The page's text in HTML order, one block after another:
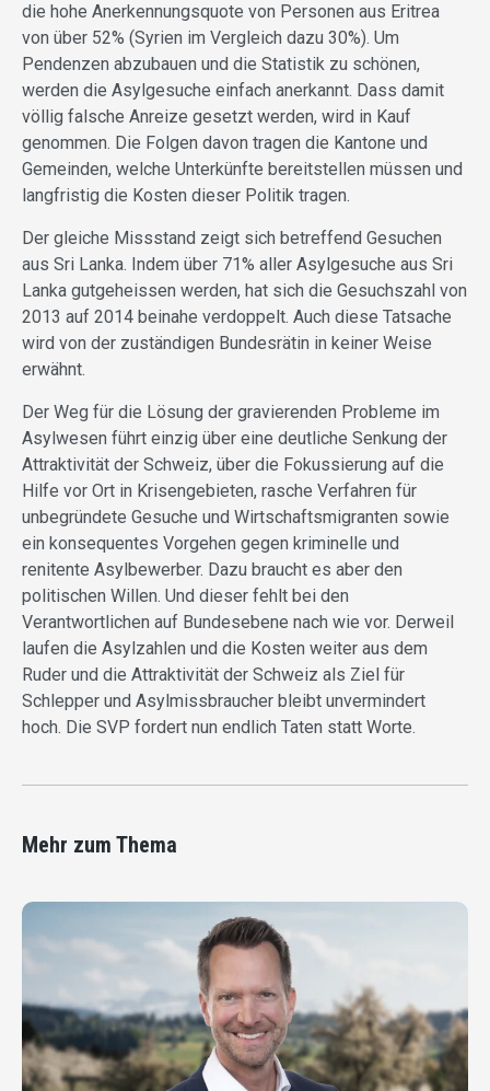
die hohe Anerkennungsquote von Personen aus Eritrea
von über 52% (Syrien im Vergleich dazu 30%). Um
Pendenzen abzubauen und die Statistik zu schönen,
werden die Asylgesuche einfach anerkannt. Dass damit
völlig falsche Anreize gesetzt werden, wird in Kauf
genommen. Die Folgen davon tragen die Kantone und
Gemeinden, welche Unterkünfte bereitstellen müssen und
langfristig die Kosten dieser Politik tragen.
Der gleiche Missstand zeigt sich betreffend Gesuchen
aus Sri Lanka. Indem über 71% aller Asylgesuche aus Sri
Lanka gutgeheissen werden, hat sich die Gesuchszahl von
2013 auf 2014 beinahe verdoppelt. Auch diese Tatsache
wird von der zuständigen Bundesrätin in keiner Weise
erwähnt.
Der Weg für die Lösung der gravierenden Probleme im
Asylwesen führt einzig über eine deutliche Senkung der
Attraktivität der Schweiz, über die Fokussierung auf die
Hilfe vor Ort in Krisengebieten, rasche Verfahren für
unbegründete Gesuche und Wirtschaftsmigranten sowie
ein konsequentes Vorgehen gegen kriminelle und
renitente Asylbewerber. Dazu braucht es aber den
politischen Willen. Und dieser fehlt bei den
Verantwortlichen auf Bundesebene nach wie vor. Derweil
laufen die Asylzahlen und die Kosten weiter aus dem
Ruder und die Attraktivität der Schweiz als Ziel für
Schlepper und Asylmissbraucher bleibt unvermindert
hoch. Die SVP fordert nun endlich Taten statt Worte.
Mehr zum Thema